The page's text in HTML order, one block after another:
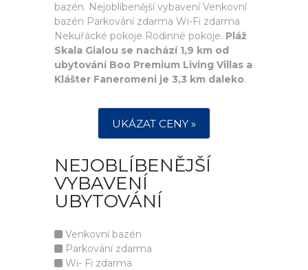
bazén. Nejoblíbenější vybavení Venkovní
bazén Parkování zdarma Wi-Fi zdarma
Nekuřácké pokoje Rodinné pokoje. Pláž
Skala Gialou se nachází 1,9 km od
ubytování Boo Premium Living Villas a
Klášter Faneromeni je 3,3 km daleko.
UKÁZAT CENY »
NEJOBLÍBENĚJŠÍ
VYBAVENÍ
UBYTOVÁNÍ
Venkovní bazén
Parkování zdarma
Wi- Fi zdarma